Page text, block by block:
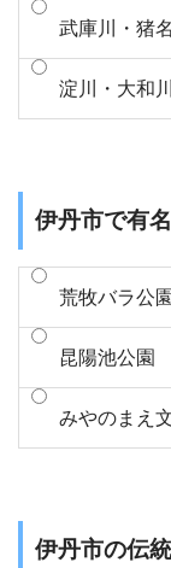
武庫川・猪名
淀川・大和川
伊丹市で有
荒牧バラ公園
昆陽池公園
みやのまえ
伊丹市の伝